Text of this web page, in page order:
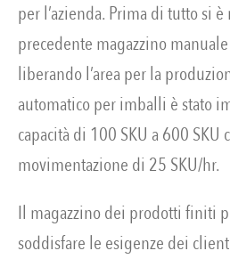
per l’azienda. Prima di tutto si
precedente magazzino
liberando l’area per la
automatico per imballi è stato
capacità di 100 SKU a 600 SKU
movimentazione di 25 SKU/hr.
Il magazzino dei prodotti finiti
soddisfare le esigenze dei